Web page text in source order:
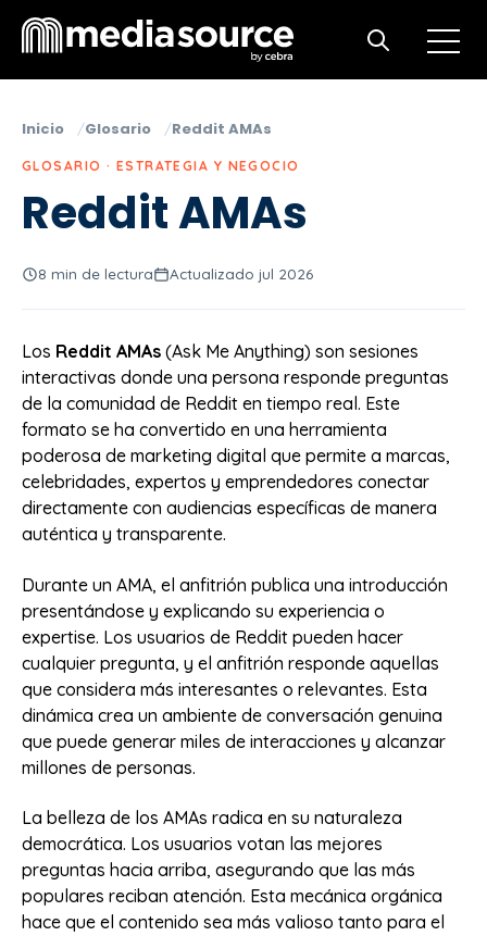
Open
Open search
Inicio Glosario Reddit AMAs
GLOSARIO · ESTRATEGIA Y NEGOCIO
Reddit AMAs
8 min de lectura Actualizado jul 2026
Los Reddit AMAs (Ask Me Anything) son sesiones
interactivas donde una persona responde preguntas
de la comunidad de Reddit en tiempo real. Este
formato se ha convertido en una herramienta
poderosa de marketing digital que permite a marcas,
celebridades, expertos y emprendedores conectar
directamente con audiencias específicas de manera
auténtica y transparente.
Durante un AMA, el anfitrión publica una introducción
presentándose y explicando su experiencia o
expertise. Los usuarios de Reddit pueden hacer
cualquier pregunta, y el anfitrión responde aquellas
que considera más interesantes o relevantes. Esta
dinámica crea un ambiente de conversación genuina
que puede generar miles de interacciones y alcanzar
millones de personas.
La belleza de los AMAs radica en su naturaleza
democrática. Los usuarios votan las mejores
preguntas hacia arriba, asegurando que las más
populares reciban atención. Esta mecánica orgánica
hace que el contenido sea más valioso tanto para el